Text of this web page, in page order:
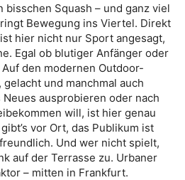
bisschen Squash – und ganz viel
Bewegung ins Viertel. Direkt
hier nicht nur Sport angesagt,
Egal ob blutiger Anfänger oder
den modernen Outdoor-
und manchmal auch
ausprobieren oder nach
will, ist hier genau
vor Ort, das Publikum ist
Und wer nicht spielt,
auf der Terrasse zu. Urbaner
– mitten in Frankfurt.